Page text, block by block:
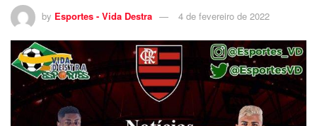
by Esportes - Vida Destra 4 de fevereiro de 2022